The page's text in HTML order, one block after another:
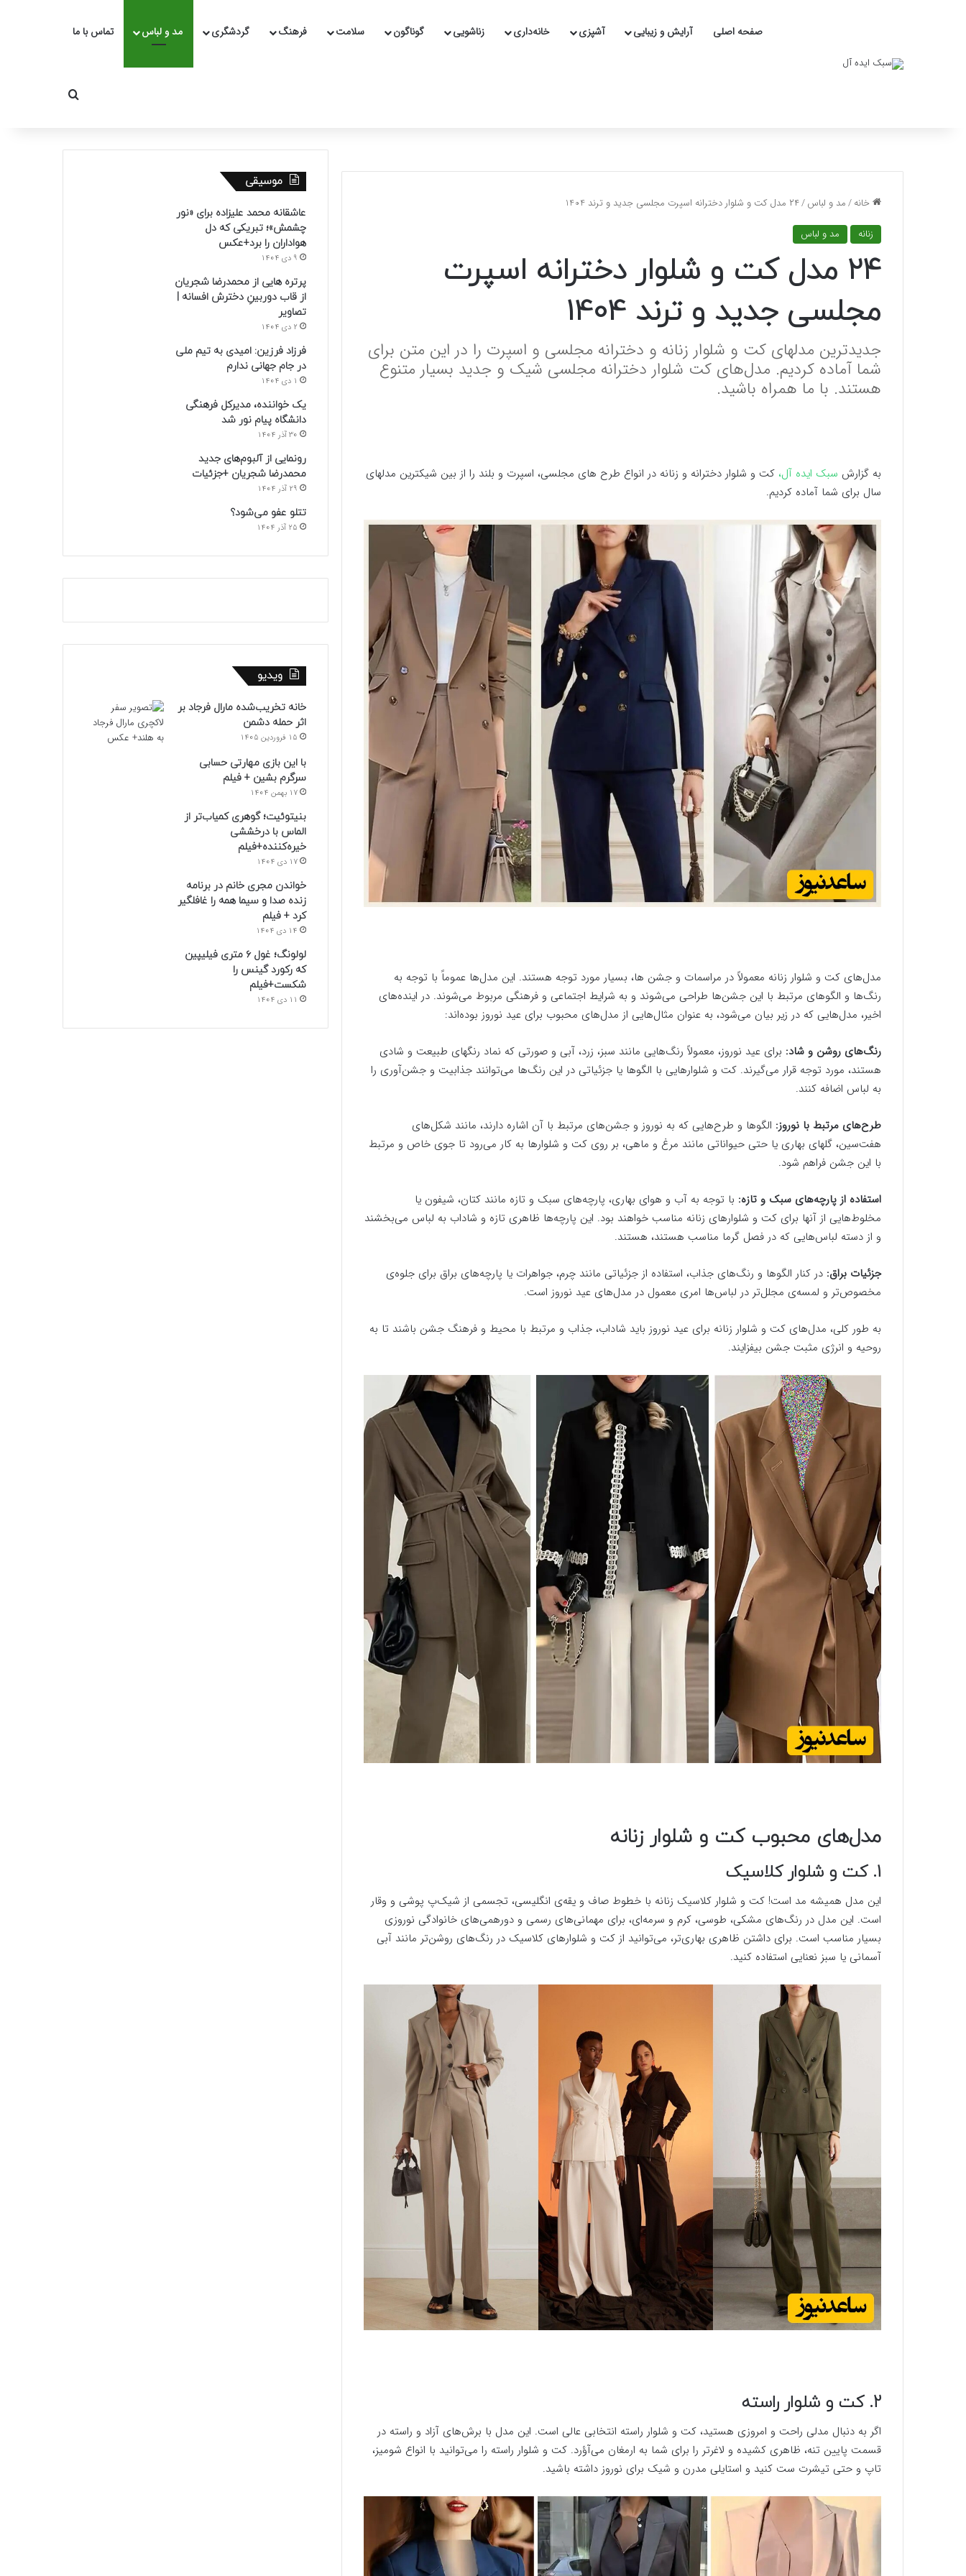
صفحه اصلی آرایش و زیبایی آشپزی خانه‌داری زناشویی گوناگون سلامت فرهنگ گردشگری مد و لباس تماس با ما
جستجو برای
خانه/مد و لباس/۲۴ مدل کت و شلوار دخترانه اسپرت مجلسی جدید و ترند 1404
زنانه مد و لباس
۲۴ مدل کت و شلوار دخترانه اسپرت
مجلسی جدید و ترند 1404
جدیدترین مدلهای کت و شلوار زنانه و دخترانه مجلسی و اسپرت را در این متن برای
شما آماده کردیم. مدل‌های کت شلوار دخترانه مجلسی شیک و جدید بسیار متنوع
هستند. با ما همراه باشید.
به گزارش سبک ایده آل، کت و شلوار دخترانه و زنانه در انواع طرح های مجلسی، اسپرت و بلند را از بین شیکترین مدلهای
سال برای شما آماده کردیم.
مدل‌های کت و شلوار زنانه معمولاً در مراسمات و جشن ها، بسیار مورد توجه هستند. این مدل‌ها عموماً با توجه به
رنگ‌ها و الگوهای مرتبط با این جشن‌ها طراحی می‌شوند و به شرایط اجتماعی و فرهنگی مربوط می‌شوند. در اینده‌های
اخیر، مدل‌هایی که در زیر بیان می‌شود، به عنوان مثال‌هایی از مدل‌های محبوب برای عید نوروز بوده‌اند:
رنگ‌های روشن و شاد: برای عید نوروز، معمولاً رنگ‌هایی مانند سبز، زرد، آبی و صورتی که نماد رنگهای طبیعت و شادی
هستند، مورد توجه قرار می‌گیرند. کت و شلوارهایی با الگوها یا جزئیاتی در این رنگ‌ها می‌توانند جذابیت و جشن‌آوری را
به لباس اضافه کنند.
طرح‌های مرتبط با نوروز: الگوها و طرح‌هایی که به نوروز و جشن‌های مرتبط با آن اشاره دارند، مانند شکل‌های
هفت‌سین، گلهای بهاری یا حتی حیواناتی مانند مرغ و ماهی، بر روی کت و شلوارها به کار می‌رود تا جوی خاص و مرتبط
با این جشن فراهم شود.
استفاده از پارچه‌های سبک و تازه: با توجه به آب و هوای بهاری، پارچه‌های سبک و تازه مانند کتان، شیفون یا
مخلوط‌هایی از آنها برای کت و شلوارهای زنانه مناسب خواهند بود. این پارچه‌ها ظاهری تازه و شاداب به لباس می‌بخشند
و از دسته لباس‌هایی که در فصل گرما مناسب هستند، هستند.
جزئیات براق: در کنار الگوها و رنگ‌های جذاب، استفاده از جزئیاتی مانند چرم، جواهرات یا پارچه‌های براق برای جلوه‌ی
مخصوص‌تر و لمسه‌ی مجلل‌تر در لباس‌ها امری معمول در مدل‌های عید نوروز است.
به طور کلی، مدل‌های کت و شلوار زنانه برای عید نوروز باید شاداب، جذاب و مرتبط با محیط و فرهنگ جشن باشند تا به
روحیه و انرژی مثبت جشن بیفزایند.
مدل‌های محبوب کت و شلوار زنانه
1. کت و شلوار کلاسیک
این مدل همیشه مد است! کت و شلوار کلاسیک زنانه با خطوط صاف و یقه‌ی انگلیسی، تجسمی از شیک‌پ پوشی و وقار
است. این مدل در رنگ‌های مشکی، طوسی، کرم و سرمه‌ای، برای مهمانی‌های رسمی و دورهمی‌های خانوادگی نوروزی
بسیار مناسب است. برای داشتن ظاهری بهاری‌تر، می‌توانید از کت و شلوارهای کلاسیک در رنگ‌های روشن‌تر مانند آبی
آسمانی یا سبز نعنایی استفاده کنید.
2. کت و شلوار راسته
اگر به دنبال مدلی راحت و امروزی هستید، کت و شلوار راسته انتخابی عالی است. این مدل با برش‌های آزاد و راسته در
قسمت پایین تنه، ظاهری کشیده و لاغرتر را برای شما به ارمغان می‌آﺅرد. کت و شلوار راسته را می‌توانید با انواع شومیز،
تاپ و حتی تیشرت ست کنید و استایلی مدرن و شیک برای نوروز داشته باشید.
موسیقی
عاشقانه محمد علیزاده برای «نور
چشمش»؛ تبریکی که دل
هواداران را برد+عکس
9 دی 1404
پرتره هایی از محمدرضا شجریان
از قاب دوربینِ دخترش افسانه |
تصاویر
2 دی 1404
فرزاد فرزین: امیدی به تیم ملی
در جام جهانی ندارم
1 دی 1404
یک خواننده، مدیرکل فرهنگی
دانشگاه پیام نور شد
30 آذر 1404
رونمایی از آلبوم‌های جدید
محمدرضا شجریان +جزئیات
29 آذر 1404
تتلو عفو می‌شود؟
25 آذر 1404
ویدیو
خانه تخریب‌شده مارال فرجاد بر
اثر حمله دشمن
15 فروردین 1405
با این بازی مهارتی حسابی
سرگرم بشین + فیلم
17 بهمن 1404
بنیتوئیت؛ گوهری کمیاب‌تر از
الماس با درخششی
خیره‌کننده+فیلم
17 دی 1404
خواندن مجری خانم در برنامه
زنده صدا و سیما همه را غافلگیر
کرد + فیلم
14 دی 1404
لولونگ؛ غول ۶ متری فیلیپین
که رکورد گینس را
شکست+فیلم
11 دی 1404